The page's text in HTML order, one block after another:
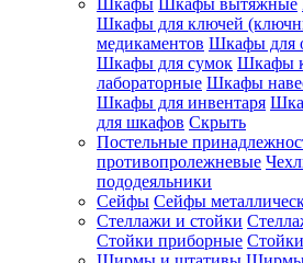
Шкафы Шкафы вытяжные
Шкафы для ключей
медикаментов Шкафы для
Шкафы для сумок Шкафы
лабораторные Шкафы
Шкафы для инвентаря
для шкафов Скрыть
Постельные
противопролежневые
пододеяльники
Сейфы Сейфы
Стеллажи и стойки
Стойки приборные